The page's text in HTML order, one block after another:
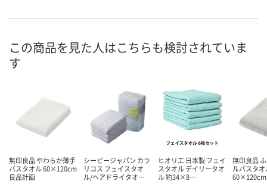
カ
この商品を見た人はこちらも検討されていま
す
無印良品 やわらか薄手
バスタオル 60×120cm
良品計画
シービージャパン カラ
リコス フェイスタオ
ル/ヘアドライタオ…
ヒオリエ 日本製 フェイ
スタオル デイリータオ
ル 約34×8…
無印良品
ルバスタオ